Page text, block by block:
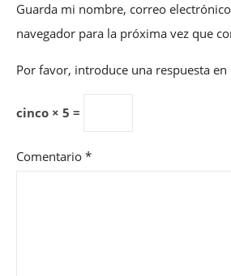
Guarda mi nombre, correo
navegador para la próxima vez que
Por favor, introduce una respuesta en
cinco × 5 =
Comentario *